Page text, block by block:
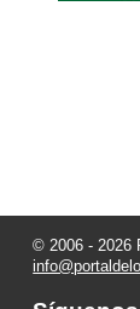
© 2006 - 2026